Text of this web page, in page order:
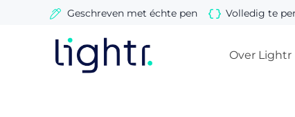
Geschreven met échte pen Volledig te
Over Lightr